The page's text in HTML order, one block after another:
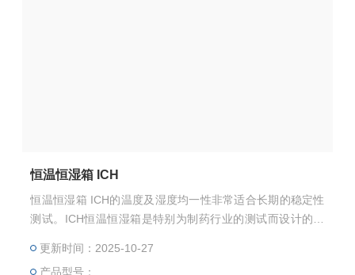
恒温恒湿箱 ICH
恒温恒湿箱 ICH的温度及湿度均一性非常适合长期的稳定性
测试。ICH恒温恒湿箱是特别为制药行业的测试而设计的，
测试标准。
更新时间：2025-10-27
产品型号：